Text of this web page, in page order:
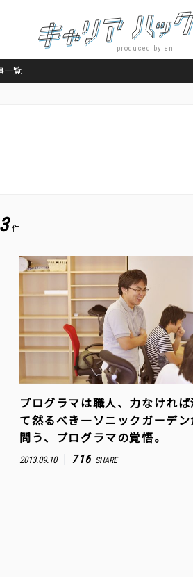
produced by en
一覧
3 件
プログラマは職人、力なけれ
て然るべき―ソニックガーデン
問う、プログラマの覚悟。
2013.09.10 716 SHARE